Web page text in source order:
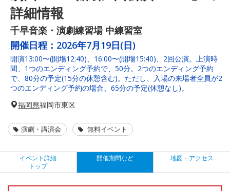
詳細情報
千早音楽・演劇練習場 中練習室
開催日程： 2026年7月19日(日)
開演13:00〜(開場12:40)、16:00〜(開場15:40)、2回公演。上演時
間、1つのエンディング予約で、50分。2つのエンディング予約
で、80分の予定(15分の休憩含む)。ただし、入場の来場者全員が2
つのエンディング予約の場合、65分の予定(休憩なし)。
福岡県福岡市東区
演劇・講演会 無料イベント
イベント詳細
トップ
開催期間など 地図・アクセス